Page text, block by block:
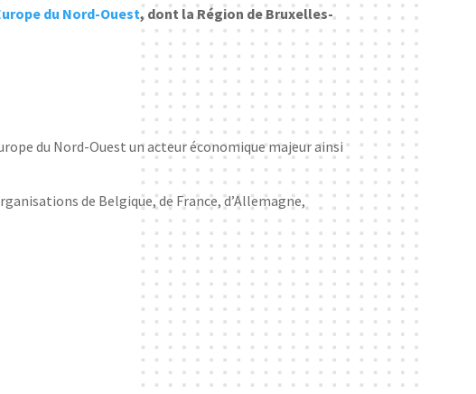
du Nord-Ouest, dont la Région de Bruxelles-
du Nord-Ouest un acteur économique majeur ainsi
de Belgique, de France, d’Allemagne,